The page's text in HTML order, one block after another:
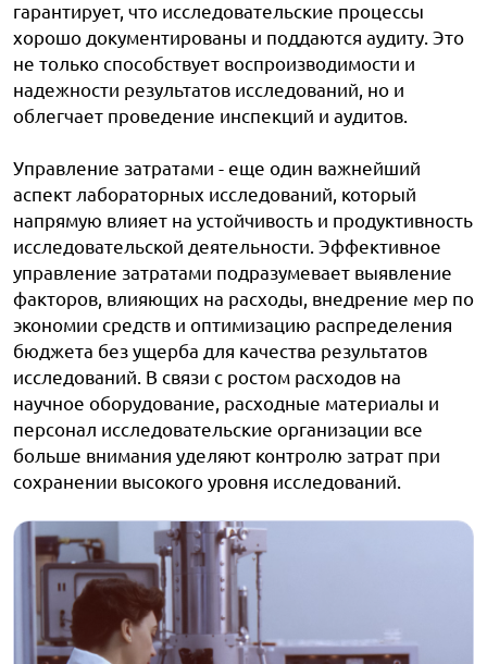
гарантирует, что исследовательские процессы
хорошо документированы и поддаются аудиту. Это
не только способствует воспроизводимости и
надежности результатов исследований, но и
облегчает проведение инспекций и аудитов.
Управление затратами - еще один важнейший
аспект лабораторных исследований, который
напрямую влияет на устойчивость и продуктивность
исследовательской деятельности. Эффективное
управление затратами подразумевает выявление
факторов, влияющих на расходы, внедрение мер по
экономии средств и оптимизацию распределения
бюджета без ущерба для качества результатов
исследований. В связи с ростом расходов на
научное оборудование, расходные материалы и
персонал исследовательские организации все
больше внимания уделяют контролю затрат при
сохранении высокого уровня исследований.